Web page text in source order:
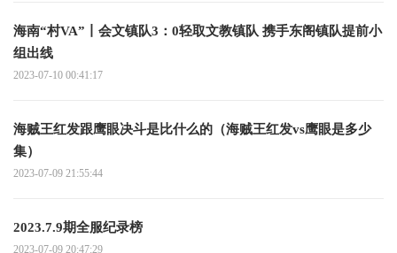
海南“村VA”丨会文镇队3：0轻取文教镇队 携手东阁镇队提前小
组出线
2023-07-10 00:41:17
海贼王红发跟鹰眼决斗是比什么的（海贼王红发vs鹰眼是多少
集）
2023-07-09 21:55:44
2023.7.9期全服纪录榜
2023-07-09 20:47:29